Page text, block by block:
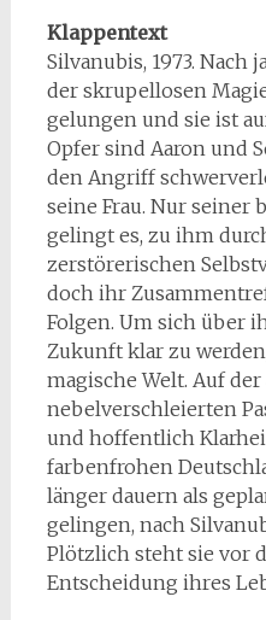
Klappentext
Silvanubis, 1973. Nach
der skrupellosen
gelungen und sie ist
Opfer sind Aaron und
den Angriff
seine Frau. Nur seiner
gelingt es, zu ihm
zerstörerischen
doch ihr
Folgen. Um sich über
Zukunft klar zu
magische Welt. Auf
nebelverschleierten
und hoffentlich
farbenfrohen
länger dauern als
gelingen, nach
Plötzlich steht sie vor
Entscheidung ihres